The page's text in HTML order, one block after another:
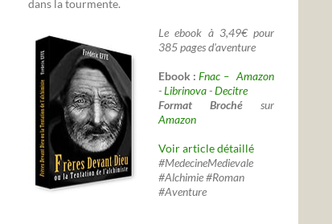
dans la tourmente.
Le ebook à 3,49€ pour
385 pages d'aventure
Ebook :Fnac – Amazon
-Librinova-Decitre
Format Broché sur
Amazon
Voir article détaillé
#MedecineMedievale
#Alchimie #Roman
#Aventure